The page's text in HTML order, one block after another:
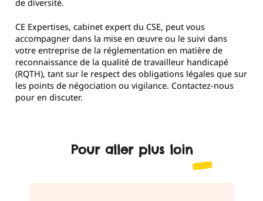
de diversité.
CE Expertises, cabinet expert du CSE, peut vous
accompagner dans la mise en œuvre ou le suivi dans
votre entreprise de la réglementation en matière de
reconnaissance de la qualité de travailleur handicapé
(RQTH), tant sur le respect des obligations légales que sur
les points de négociation ou vigilance. Contactez-nous
pour en discuter.
Pour aller plus loin